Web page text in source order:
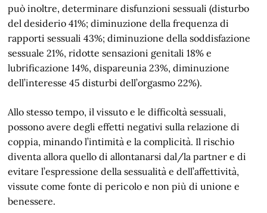
può inoltre, determinare disfunzioni sessuali (disturbo
del desiderio 41%; diminuzione della frequenza di
rapporti sessuali 43%; diminuzione della soddisfazione
sessuale 21%, ridotte sensazioni genitali 18% e
lubrificazione 14%, dispareunia 23%, diminuzione
dell’interesse 45 disturbi dell’orgasmo 22%).
Allo stesso tempo, il vissuto e le difficoltà sessuali,
possono avere degli effetti negativi sulla relazione di
coppia, minando l’intimità e la complicità. Il rischio
diventa allora quello di allontanarsi dal/la partner e di
evitare l’espressione della sessualità e dell’affettività,
vissute come fonte di pericolo e non più di unione e
benessere.